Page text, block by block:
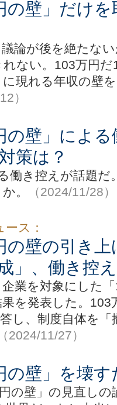
の壁」だけ
議論が後を絶たな
ない。103万円
現れる年収の壁
）
の壁」によ
策は？
働き控えが話題
。
（2024/11/28）
ス：
の壁の引き
」、働き控
業を対象にした
を発表した。103
し、制度自体を
（2024/11/27）
の壁」を壊
円の壁」の見直し